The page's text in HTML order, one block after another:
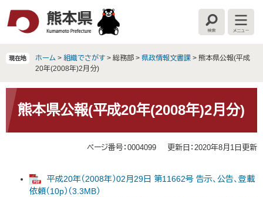
文
検
索
メ
ニ
ー
現在地 ホーム > 組織でさがす > 総務部 > 県政情報文書課 > 熊本県公報(平成
20年(2008年)2月分)
文 熊本県公報(平成20年(2008年)2月分)
ページ番号：0004099 更新日：2020年8月1日更新
平成20年（2008年）02月29日 第11662号 告示、公告、登載
依頼（10p）（3.3MB）